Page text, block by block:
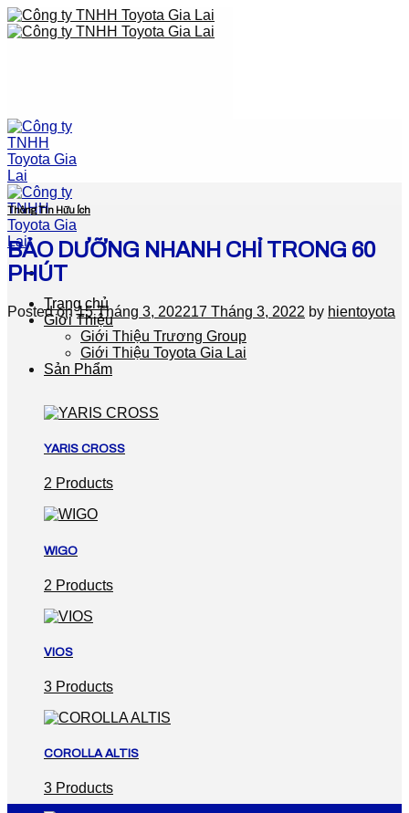
Skip
to
Trang chủ
Giới Thiệu
Giới Thiệu Trương Group
Giới Thiệu Toyota Gia Lai
Sản Phẩm
YARIS CROSS
2 Products
WIGO
2 Products
VIOS
3 Products
COROLLA ALTIS
3 Products
Thông Tin Hữu Ích
BẢO DƯỠNG NHANH CHỈ TRONG 60
PHÚT
Posted on15 Tháng 3, 202217 Tháng 3, 2022 by hientoyota